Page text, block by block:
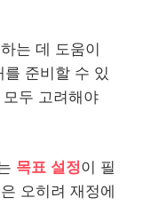
는 데 도움이
준비할 수 있
두 고려해야
목표 설정이 필
오히려 재정에